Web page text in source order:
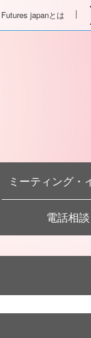
Futures japanとは
ミーティング・
電話相談